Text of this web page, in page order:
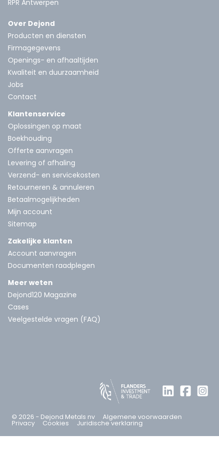
RPR Antwerpen
Over Dejond
Producten en diensten
Firmagegevens
Openings- en afhaaltijden
Kwaliteit en duurzaamheid
Jobs
Contact
Klantenservice
Oplossingen op maat
Boekhouding
Offerte aanvragen
Levering of afhaling
Verzend- en servicekosten
Retourneren & annuleren
Betaalmogelijkheden
Mijn account
Sitemap
Zakelijke klanten
Account aanvragen
Documenten raadplegen
Meer weten
Dejond120 Magazine
Cases
Veelgestelde vragen (FAQ)
© 2026 - Dejond Metals nv Algemene voorwaarden
Privacy Cookies Juridische verklaring